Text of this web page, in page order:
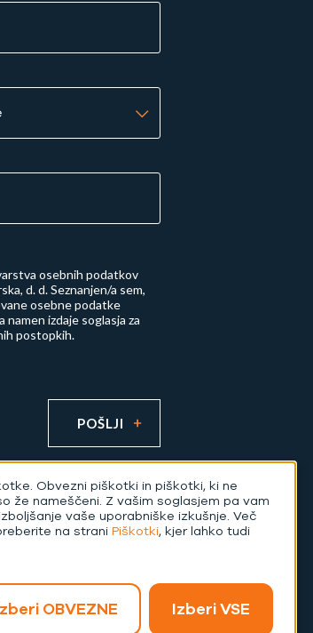
osebnih podatkov
d. d.Seznanjen/a sem,
osebne podatke
namen izdaje soglasja za
postopkih.
POŠLJI
Obvezni piškotki in piškotki, ki ne
že nameščeni. Z vašim soglasjem pa vam
vaše uporabniške izkušnje. Več
na strani Piškotki, kjer lahko tudi
OBVEZNE Izberi VSE